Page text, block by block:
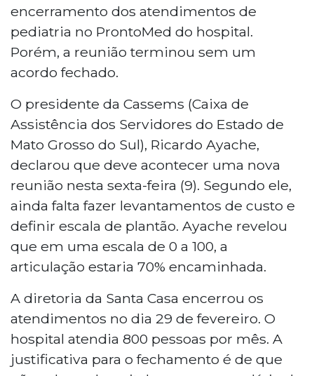
encerramento dos atendimentos de
pediatria no ProntoMed do hospital.
Porém, a reunião terminou sem um
acordo fechado.
O presidente da Cassems (Caixa de
Assistência dos Servidores do Estado de
Mato Grosso do Sul), Ricardo Ayache,
declarou que deve acontecer uma nova
reunião nesta sexta-feira (9). Segundo ele,
ainda falta fazer levantamentos de custo e
definir escala de plantão. Ayache revelou
que em uma escala de 0 a 100, a
articulação estaria 70% encaminhada.
A diretoria da Santa Casa encerrou os
atendimentos no dia 29 de fevereiro. O
hospital atendia 800 pessoas por mês. A
justificativa para o fechamento é de que